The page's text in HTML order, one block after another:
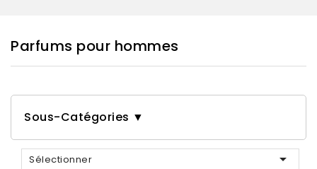
Parfums pour hommes
Sous-Catégories ▼
Sélectionner 